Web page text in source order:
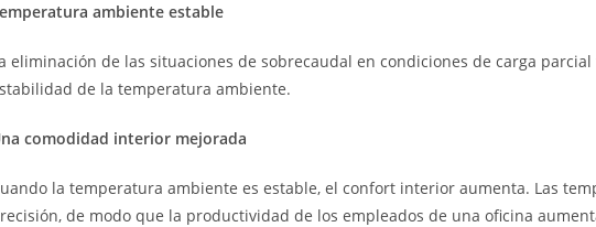
ambiente estable
eliminación de las situaciones de sobrecaudal en condiciones de carga
de la temperatura ambiente.
comodidad interior mejorada
la temperatura ambiente es estable, el confort interior aumenta. Las
de modo que la productividad de los empleados de una oficina